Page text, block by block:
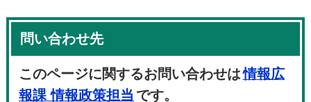
問い合わせ先
このページに関するお問い合わせは情報広
報課 情報政策担当 です。